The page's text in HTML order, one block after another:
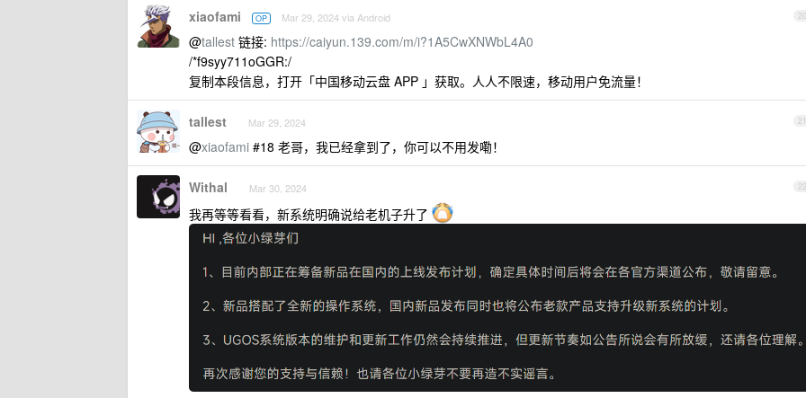
20
xiaofami OP Mar 29, 2024 via Android
@tallest 链接: https://caiyun.139.com/m/i?1A5CwXNWbL4A0
/*f9syy711oGGR:/
复制本段信息，打开「中国移动云盘 APP 」获取。人人不限速，移动用户免流量！
21
tallest Mar 29, 2024
@xiaofami #18 老哥，我已经拿到了，你可以不用发嘞！
22
Withal Mar 30, 2024
我再等等看看，新系统明确说给老机子升了